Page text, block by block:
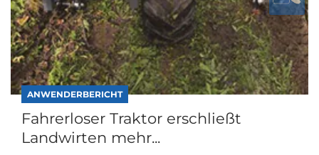
ANWENDERBERICHT
Fahrerloser Traktor erschließt
Landwirten mehr...